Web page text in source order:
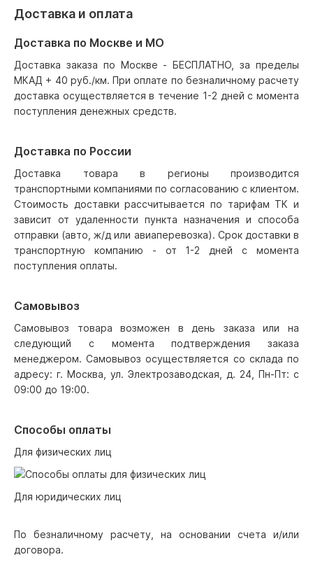
Доставка и оплата
Доставка по Москве и МО
Доставка заказа по Москве - БЕСПЛАТНО, за пределы
МКАД + 40 руб./км. При оплате по безналичному расчету
доставка осуществляется в течение 1-2 дней с момента
поступления денежных средств.
Доставка по России
Доставка товара в регионы производится
транспортными компаниями по согласованию с клиентом.
Стоимость доставки рассчитывается по тарифам ТК и
зависит от удаленности пункта назначения и способа
отправки (авто, ж/д или авиаперевозка). Срок доставки в
транспортную компанию - от 1-2 дней с момента
поступления оплаты.
Самовывоз
Самовывоз товара возможен в день заказа или на
следующий с момента подтверждения заказа
менеджером. Самовывоз осуществляется со склада по
адресу: г. Москва, ул. Электрозаводская, д. 24, Пн-Пт: с
09:00 до 19:00.
Способы оплаты
Для физических лиц
Для юридических лиц
По безналичному расчету, на основании счета и/или
договора.